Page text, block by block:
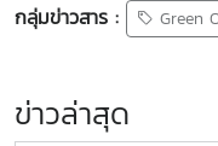
กลุ่มข่าวสาร : Green
ข่าวล่าสุด